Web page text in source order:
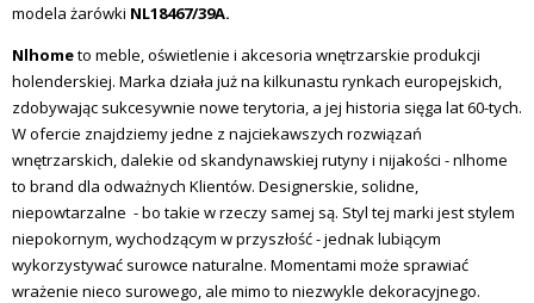
modela żarówki NL18467/39A.
Nlhometo meble, oświetlenie i akcesoria wnętrzarskie produkcji
holenderskiej. Marka działa już na kilkunastu rynkach europejskich,
zdobywając sukcesywnie nowe terytoria, a jej historia sięga lat 60-tych.
W ofercie znajdziemy jedne z najciekawszych rozwiązań
wnętrzarskich, dalekie od skandynawskiej rutyny i nijakości - nlhome
to brand dla odważnych Klientów. Designerskie, solidne,
niepowtarzalne - bo takie w rzeczy samej są. Styl tej marki jest stylem
niepokornym, wychodzącym w przyszłość - jednak lubiącym
wykorzystywać surowce naturalne. Momentami może sprawiać
wrażenie nieco surowego, ale mimo to niezwykle dekoracyjnego.